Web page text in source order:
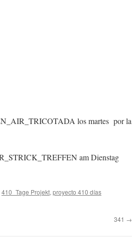
los martes por la
am Dienstag
410_Tage Projekt, proyecto 410 días
341 →